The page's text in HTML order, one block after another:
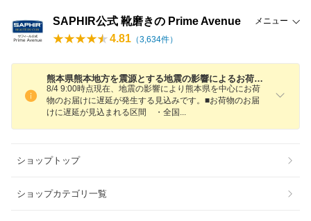
SAPHIR公式 靴磨きの Prime Avenue メニュー
4.81 （3,634件）
熊本県熊本地方を震源とする地震の影響によるお荷物のお届けについて
8/4 9:00時点現在、地震の影響により熊本県を中心にお荷
物のお届けに遅延が発生する見込みです。■お荷物のお届
けに遅延が見込まれる区間 ・全国
ショップトップ
ショップカテゴリ一覧